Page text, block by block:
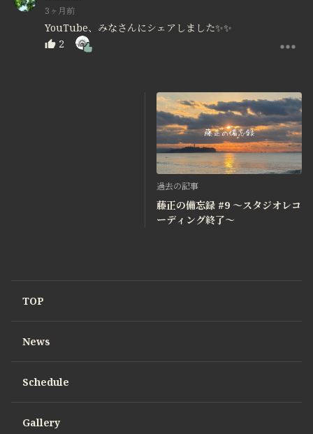
3ヶ月前
YouTube、みなさんにシェアしました✨✨
2
過去の記事
藤正の備忘録 #9 〜スタジオレコ
ーディング終了〜
TOP
News
Schedule
Gallery